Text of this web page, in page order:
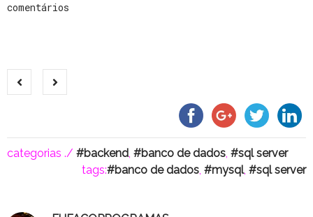
comentários
categorias ./ backend, banco de dados,
sql server
tags:
banco de dados, mysql, sql server